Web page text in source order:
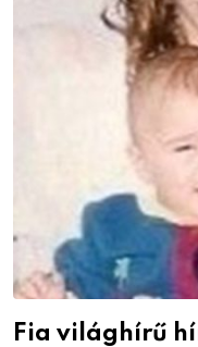
Fia világhírű